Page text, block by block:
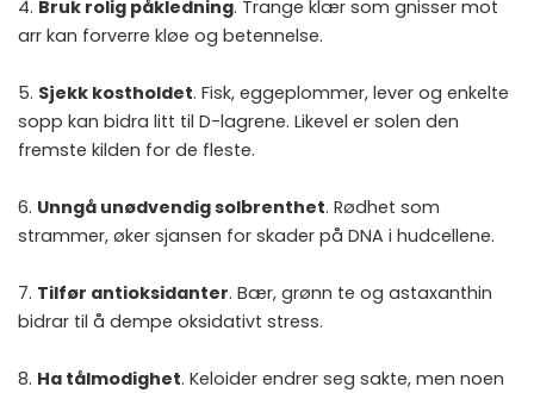
4. Bruk rolig påkledning. Trange klær som gnisser mot
arr kan forverre kløe og betennelse.
5. Sjekk kostholdet. Fisk, eggeplommer, lever og enkelte
sopp kan bidra litt til D-lagrene. Likevel er solen den
fremste kilden for de fleste.
6. Unngå unødvendig solbrenthet. Rødhet som
strammer, øker sjansen for skader på DNA i hudcellene.
7. Tilfør antioksidanter. Bær, grønn te og astaxanthin
bidrar til å dempe oksidativt stress.
8. Ha tålmodighet. Keloider endrer seg sakte, men noen